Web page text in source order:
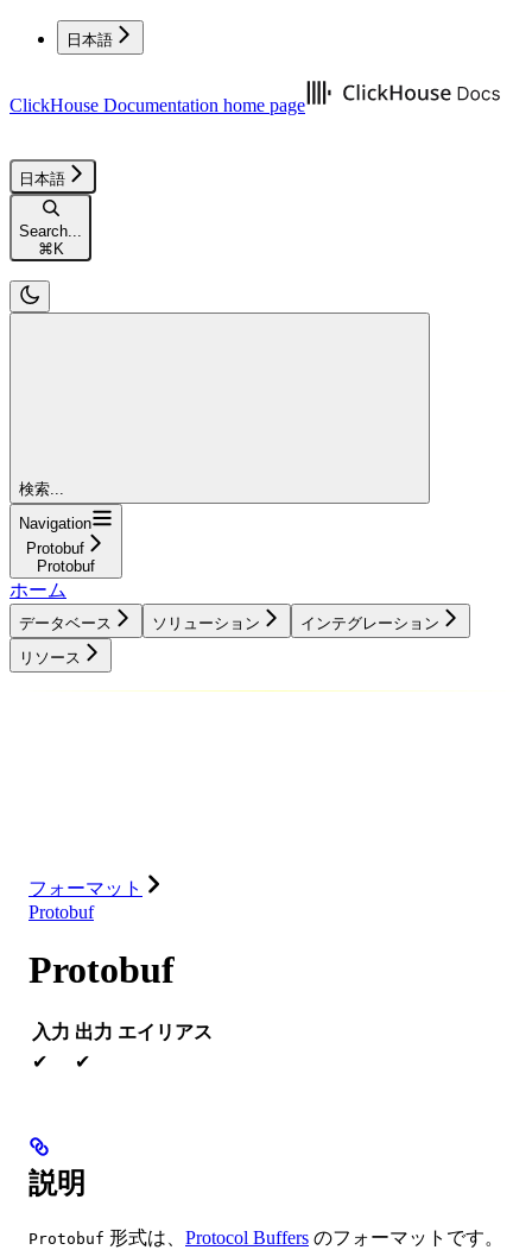
日本語
ClickHouse Documentation home page
日本語
Search...
⌘K
検索...
Navigation
Protobuf
Protobuf
ホーム
データベース ソリューション
インテグレーション
リソース
フォーマット
Protobuf
Protobuf
入力 出力 エイリアス
✔
✔
説明
Protobuf 形式は、 Protocol Buffers のフォーマットです。